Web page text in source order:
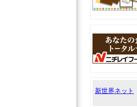
新世界ネット